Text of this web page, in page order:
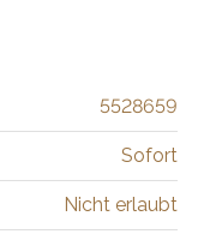
5528659
Sofort
Nicht erlaubt